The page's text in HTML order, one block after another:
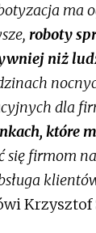
ma
roboty
niż
dla
które
się firmom
Krzysztof